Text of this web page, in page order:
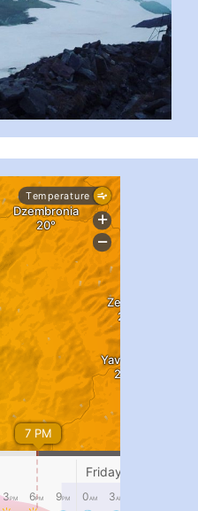
...